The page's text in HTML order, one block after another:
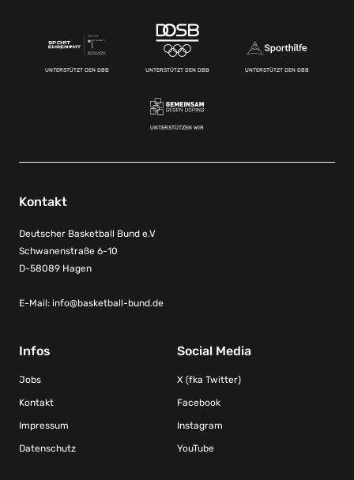
UNTERSTÜTZT DEN DBB UNTERSTÜTZT DEN DBB UNTERSTÜTZT DEN DBB
UNTERSTÜTZEN WIR
Kontakt
Deutscher Basketball Bund e.V
Schwanenstraße 6-10
D-58089 Hagen
E-Mail: info@basketball-bund.de
Infos
Jobs
Kontakt
Impressum
Datenschutz
Social Media
X (fka Twitter)
Facebook
Instagram
YouTube